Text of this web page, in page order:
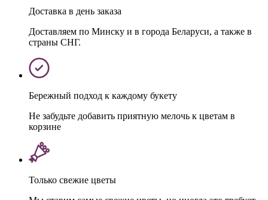
Доставка в день заказа
Доставляем по Минску и в города Беларуси, а также в
страны СНГ.
Бережный подход к каждому букету
Не забудьте добавить приятную мелочь к цветам в
корзине
Только свежие цветы